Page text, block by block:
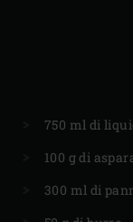
750 ml di
100 g di
300 ml di